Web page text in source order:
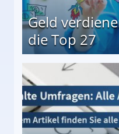
Geld
die Top 27